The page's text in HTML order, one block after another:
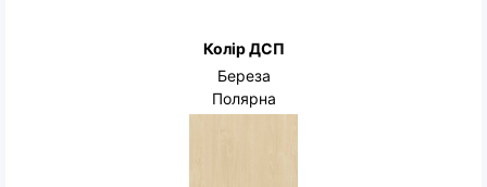
Колір ДСП
Береза
Полярна